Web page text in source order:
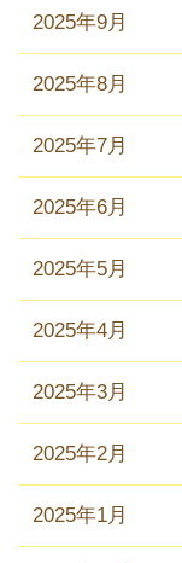
2025年9月
2025年8月
2025年7月
2025年6月
2025年5月
2025年4月
2025年3月
2025年2月
2025年1月